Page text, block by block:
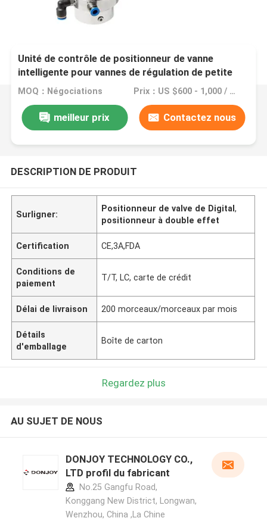
Unité de contrôle de positionneur de vanne
intelligente pour vannes de régulation de petite
taille
MOQ：Négociations Prix：US $600 - 1,000 / Piece
meilleur prix Contactez nous
DESCRIPTION DE PRODUIT
Surligner:
Positionneur de valve de Digital,
positionneur à double effet
Certification CE,3A,FDA
Conditions de
paiement
T/T, LC, carte de crédit
Délai de livraison 200 morceaux/morceaux par mois
Détails
d'emballage
Boîte de carton
Regardez plus
AU SUJET DE NOUS
DONJOY TECHNOLOGY CO.,
LTD profil du fabricant
No.25 Gangfu Road,
Konggang New District, Longwan,
Wenzhou, China ,La Chine